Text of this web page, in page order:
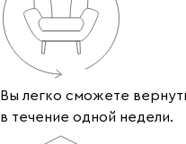
Вы легко сможете
в течение одной недели.